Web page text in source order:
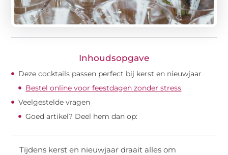
Inhoudsopgave
Deze cocktails passen perfect bij kerst en nieuwjaar
Bestel online voor feestdagen zonder stress
Veelgestelde vragen
Goed artikel? Deel hem dan op:
Tijdens kerst en nieuwjaar draait alles om